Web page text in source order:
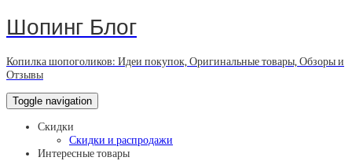
Шопинг Блог
Копилка шопоголиков: Идеи покупок, Оригинальные товары, Обзоры и
Отзывы
Toggle navigation
Скидки
Скидки и распродажи
Интересные товары